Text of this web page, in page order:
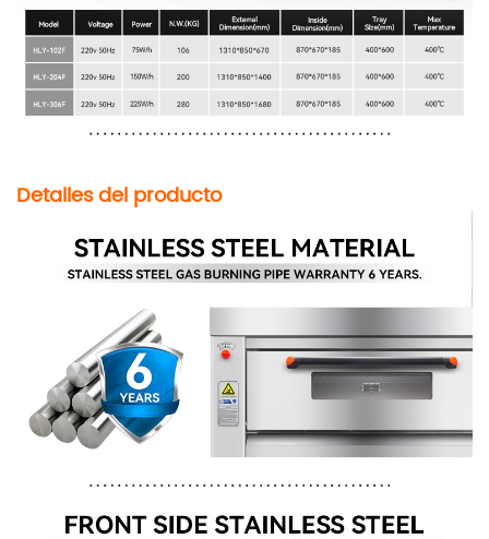
Detalles del producto